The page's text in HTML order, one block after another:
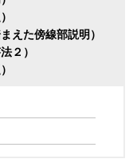
た傍線部説明）
２）